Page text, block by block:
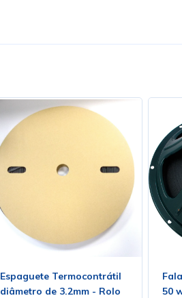
Espaguete Termocontrátil
diâmetro de 3.2mm - Rolo
50